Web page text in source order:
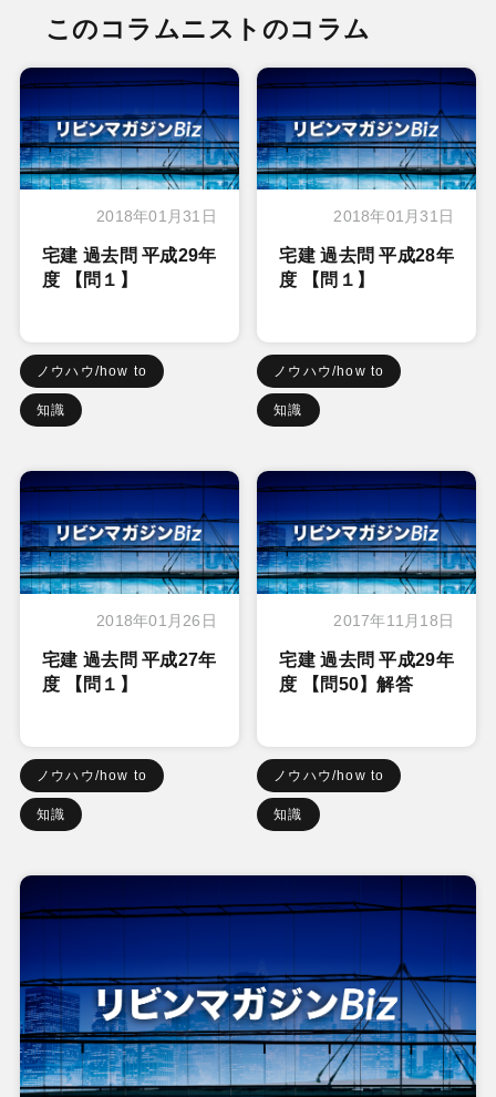
このコラムニストのコラム
2018年01月31日
宅建 過去問 平成29年
度 【問１】
ノウハウ/how to
知識
2018年01月31日
宅建 過去問 平成28年
度 【問１】
ノウハウ/how to
知識
2018年01月26日
宅建 過去問 平成27年
度 【問１】
ノウハウ/how to
知識
2017年11月18日
宅建 過去問 平成29年
度 【問50】解答
ノウハウ/how to
知識